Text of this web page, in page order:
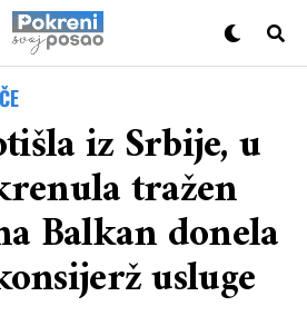
iz Srbije, u
tražen
Balkan donela
usluge